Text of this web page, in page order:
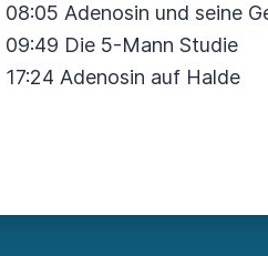
08:05 Adenosin und seine
09:49 Die 5-Mann Studie
17:24 Adenosin auf Halde